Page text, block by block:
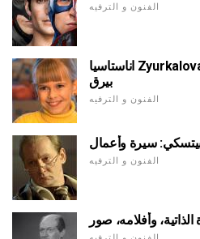
الفنون و الترفيه
اناستاسيا Zyurkalova - الممثلة المفضلة أوكسانا
بيرق
الفنون و الترفيه
سيرة وأعمال
الفنون و الترفيه
وأفلامه، صور